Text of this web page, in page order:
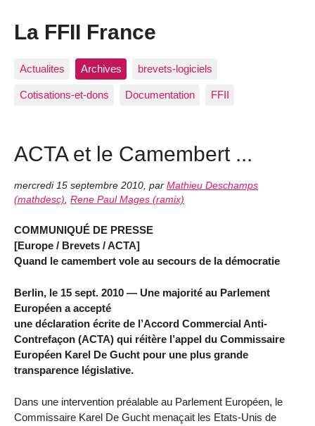
La FFII France
Actualites Archives brevets-logiciels
Cotisations-et-dons Documentation FFII
ACTA et le Camembert ...
mercredi 15 septembre 2010 par Mathieu Deschamps
(mathdesc) Rene Paul Mages (ramix)
COMMUNIQUÉ DE PRESSE
[Europe / Brevets / ACTA]
Quand le camembert vole au secours de la démocratie
Berlin, le 15 sept. 2010 — Une majorité au Parlement
Européen a accepté
une déclaration écrite de l’Accord Commercial Anti-
Contrefaçon (ACTA) qui réitère l’appel du Commissaire
Européen Karel De Gucht pour une plus grande
transparence législative.
Dans une intervention préalable au Parlement Européen, le
Commissaire Karel De Gucht menaçait les Etats-Unis de